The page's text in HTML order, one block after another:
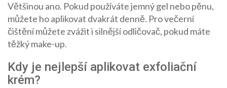
Většinou ano. Pokud používáte jemný gel nebo pěnu,
můžete ho aplikovat dvakrát denně. Pro večerní
čištění můžete zvážit i silnější odličovač, pokud máte
těžký make-up.
Kdy je nejlepší aplikovat exfoliační
krém?